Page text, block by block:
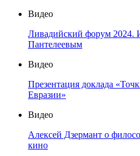
Видео
Ливадийский форум 2024.
Пантелеевым
Видео
Презентация доклада
Евразии»
Видео
Алексей Дзермант о
кино